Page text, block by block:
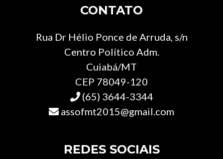
CONTATO
Rua Dr Hélio Ponce de Arruda, s/n
Centro Político Adm.
Cuiabá/MT
CEP 78049-120
(65) 3644-3344
assofmt2015@gmail.com
REDES SOCIAIS